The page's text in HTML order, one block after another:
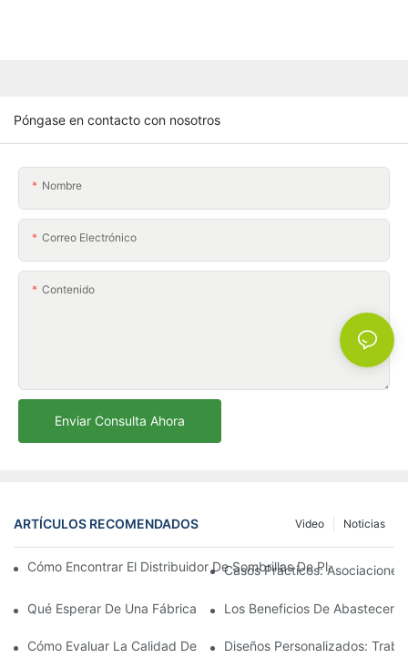
Póngase en contacto con nosotros
Nombre
Correo Electrónico
Contenido
Enviar Consulta Ahora
ARTÍCULOS RECOMENDADOS Noticias
Video
Cómo Encontrar El Distribuidor De Sombrillas De Playa
Casos Prácticos:
Qué Esperar De Una Fábrica Líder De Sillones Para Exteriores
Los Beneficios De
Cómo Evaluar La Calidad De Una Fábrica De Sillones De
Diseños Personalizados: